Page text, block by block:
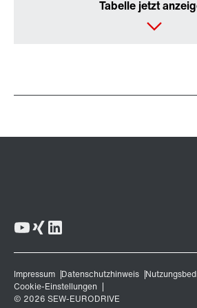
Tabelle jetzt